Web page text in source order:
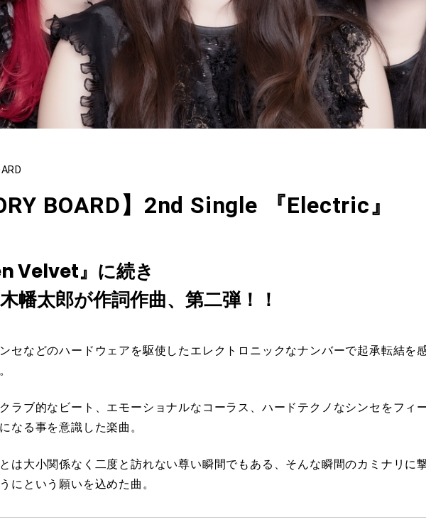
BOARD】2nd Single 『Electric』
Velvet』に続き
太郎が作詞作曲、第二弾！！
セなどのハードウェアを駆使したエレクトロニックなナンバーで起承転結を
ラブ的なビート、エモーショナルなコーラス、ハードテクノなシンセをフィ
なる事を意識した楽曲。
は大小関係なく二度と訪れない尊い瞬間でもある、そんな瞬間のカミナリに
にという願いを込めた曲。